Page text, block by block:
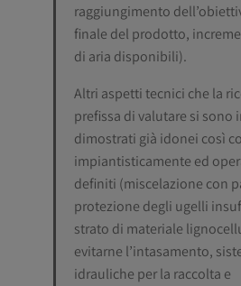
raggiungimento
finale del prodotto,
di aria disponibili).
Altri aspetti tecnici che la
prefissa di valutare si sono
dimostrati già idonei così
impiantisticamente ed
definiti (miscelazione con
protezione degli ugelli
strato di materiale
evitarne l’intasamento,
idrauliche per la raccolta e